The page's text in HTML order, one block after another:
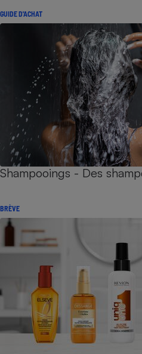
GUIDE D'ACHAT
Shampooings - Des
BRÈVE